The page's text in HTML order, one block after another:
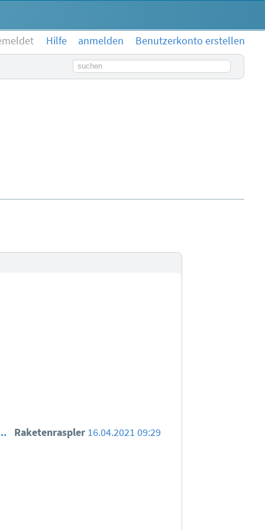
Hilfe anmelden
Benutzerkonto erstellen
Suchbegriff
Raketenraspler 16.04.2021 09:29